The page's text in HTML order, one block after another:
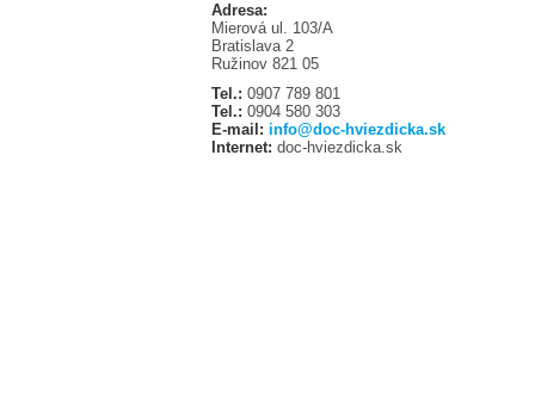
Adresa:
Mierová ul. 103/A
Bratislava 2
Ružinov 821 05
Tel.: 0907 789 801
Tel.: 0904 580 303
E-mail: info@doc-hviezdicka.sk
Internet: doc-hviezdicka.sk